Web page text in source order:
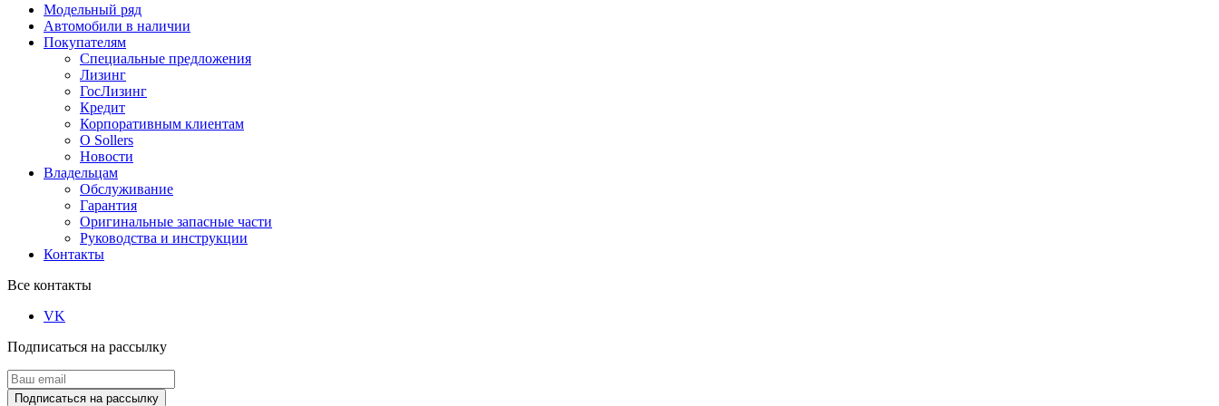
Модельный ряд
Автомобили в наличии
Покупателям
Специальные предложения
Лизинг
ГосЛизинг
Кредит
Корпоративным клиентам
О Sollers
Новости
Владельцам
Обслуживание
Гарантия
Оригинальные запасные части
Руководства и инструкции
Контакты
Все контакты
VK
Подписаться на рассылку
Подписаться на рассылку